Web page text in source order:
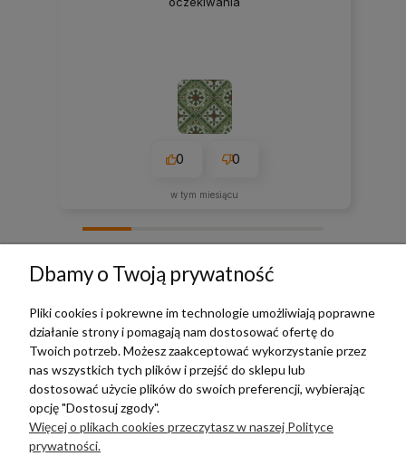
0 0
w tym miesiącu
TERRADECO
BAZA WIEDZY
PŁATNOŚCI I DOSTAWA
Dbamy o Twoją prywatność
Pliki cookies i pokrewne im technologie umożliwiają poprawne
działanie strony i pomagają nam dostosować ofertę do
Twoich potrzeb. Możesz zaakceptować wykorzystanie przez
nas wszystkich tych plików i przejść do sklepu lub
dostosować użycie plików do swoich preferencji, wybierając
opcję "Dostosuj zgody".
Więcej o plikach cookies przeczytasz w naszej Polityce
prywatności.